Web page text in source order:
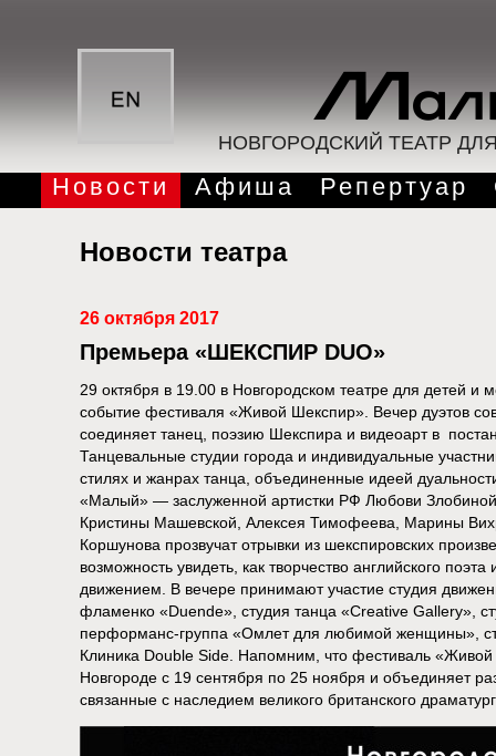
НОВГОРОДСКИЙ ТЕАТР
Новости Афиша Репертуар
Новости театра
26 октября 2017
Премьера «ШЕКСПИР DUO»
29 октября в 19.00 в Новгородском театре для детей
событие фестиваля «Живой Шекспир». Вечер дуэтов
соединяет танец, поэзию Шекспира и видеоарт в
Танцевальные студии города и индивидуальные
стилях и жанрах танца, объединенные идеей
«Малый» — заслуженной артистки РФ Любови
Кристины Машевской, Алексея Тимофеева, Марины
Коршунова прозвучат отрывки из шекспировских
возможность увидеть, как творчество английского
движением. В вечере принимают участие студия
фламенко «Duende», студия танца «Creative Gallery»,
перформанс-группа «Омлет для любимой женщины»,
Клиника Double Side. Напомним, что фестиваль
Новгороде с 19 сентября по 25 ноября и объединяет
связанные с наследием великого британского